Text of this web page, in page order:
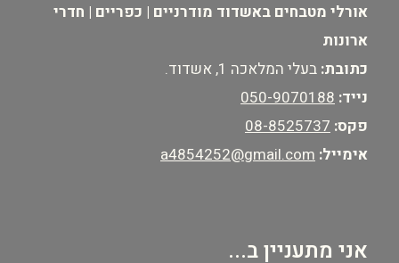
אורלי מטבחים באשדוד מודרניים | כפריים | חדרי
ארונות
כתובת: בעלי המלאכה 1, אשדוד.
נייד: 050-9070188
פקס: 08-8525737
אימייל: a4854252@gmail.com
אני מתעניין ב...